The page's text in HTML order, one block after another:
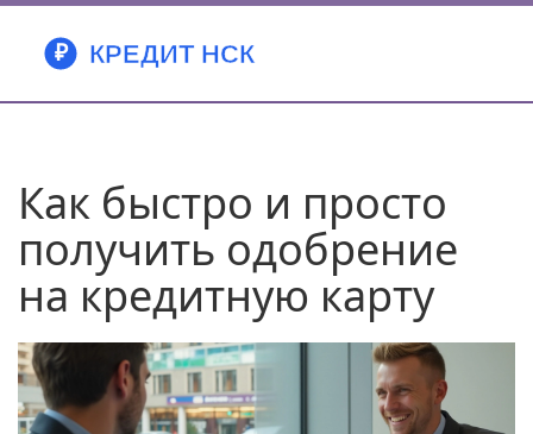
Как быстро и просто
получить одобрение
на кредитную карту